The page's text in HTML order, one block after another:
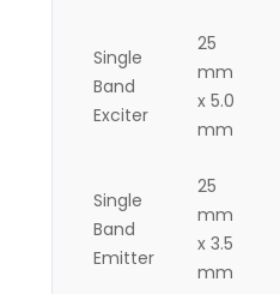
Single
Band
Exciter
25
mm
x 5.0
mm
Single
Band
Emitter
25
mm
x 3.5
mm